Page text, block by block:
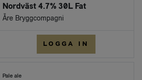
Nordväst 4.7% 30L Fat
Åre Bryggcompagni
LOGGA IN
Pale ale